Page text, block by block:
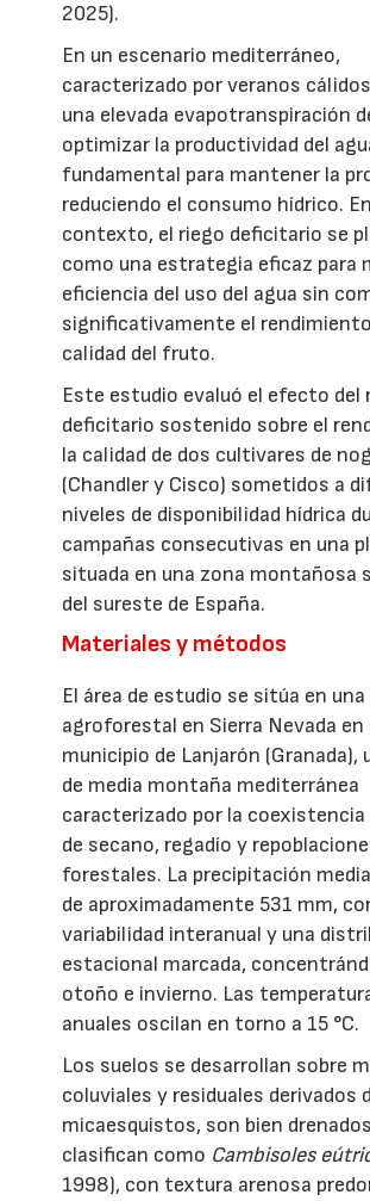
2025).
En un escenario mediterráneo,
caracterizado por veranos
una elevada evapotranspiración
optimizar la productividad del
fundamental para mantener la
reduciendo el consumo hídrico.
contexto, el riego deficitario se
como una estrategia eficaz para
eficiencia del uso del agua sin
significativamente el
calidad del fruto.
Este estudio evaluó el efecto del
deficitario sostenido sobre el
la calidad de dos cultivares de
(Chandler y Cisco) sometidos a
niveles de disponibilidad hídrica
campañas consecutivas en una
situada en una zona montañosa
del sureste de España.
Materiales y métodos
El área de estudio se sitúa en
agroforestal en Sierra Nevada en
municipio de Lanjarón (Granada),
de media montaña mediterránea
caracterizado por la
de secano, regadío y
forestales. La precipitación
de aproximadamente 531 mm,
variabilidad interanual y una
estacional marcada,
otoño e invierno. Las
anuales oscilan en torno a 15 °C.
Los suelos se desarrollan sobre
coluviales y residuales derivados
micaesquistos, son bien
clasifican como Cambisoles
1998), con textura arenosa